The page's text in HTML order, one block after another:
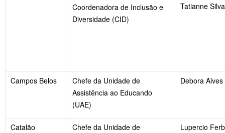
Coordenadora de Inclusão e
Diversidade (CID)
Tatianne
Campos Belos
Chefe da Unidade de
Assistência ao Educando
(UAE)
Debora Alves
Catalão
Chefe da Unidade de
Lupercio